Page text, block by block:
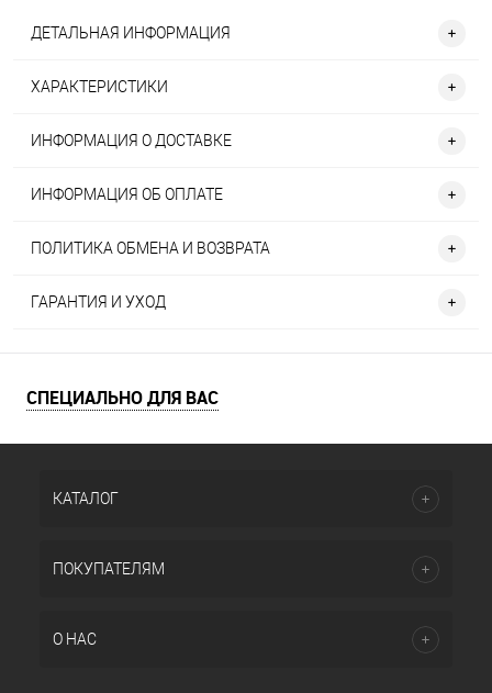
ДЕТАЛЬНАЯ ИНФОРМАЦИЯ
ХАРАКТЕРИСТИКИ
ИНФОРМАЦИЯ О ДОСТАВКЕ
ИНФОРМАЦИЯ ОБ ОПЛАТЕ
ПОЛИТИКА ОБМЕНА И ВОЗВРАТА
ГАРАНТИЯ И УХОД
СПЕЦИАЛЬНО ДЛЯ ВАС
КАТАЛОГ
ПОКУПАТЕЛЯМ
О НАС